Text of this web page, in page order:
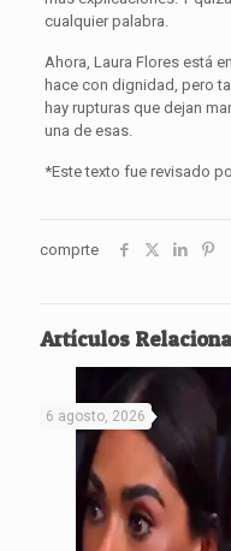
cualquier palabra.
Ahora, Laura Flores está
hace con dignidad, pero
hay rupturas que dejan
una de esas.
*Este texto fue revisado
comprte
Artículos
6 agosto, 2026